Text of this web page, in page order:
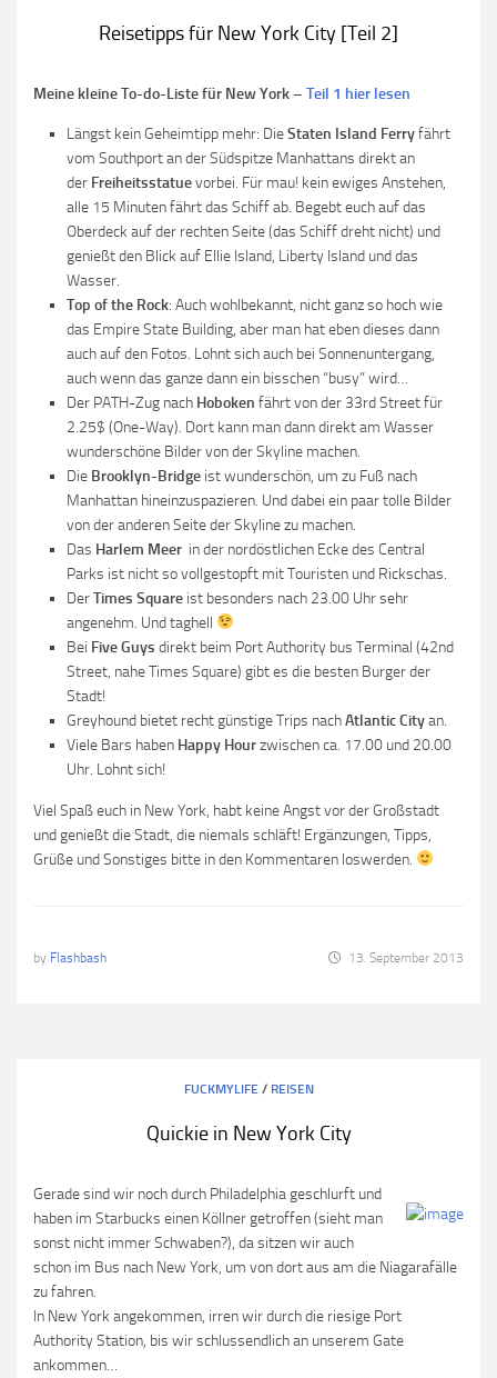
Reisetipps für New York City [Teil 2]
Meine kleine To-do-Liste für New York – Teil 1 hier lesen
Längst kein Geheimtipp mehr: DieStaten Island Ferryfährt
vom Southport an der Südspitze Manhattans direkt an
der Freiheitsstatuevorbei. Für mau! kein ewiges Anstehen,
alle 15 Minuten fährt das Schiff ab. Begebt euch auf das
Oberdeck auf der rechten Seite (das Schiff dreht nicht) und
genießt den Blick auf Ellie Island, Liberty Island und das
Wasser.
Top of the Rock: Auch wohlbekannt, nicht ganz so hoch wie
das Empire State Building, aber man hat eben dieses dann
auch auf den Fotos. Lohnt sich auch bei Sonnenuntergang,
auch wenn das ganze dann ein bisschen “busy” wird…
Der PATH-Zug nach Hoboken fährt von der 33rd Street für
2.25$ (One-Way). Dort kann man dann direkt am Wasser
wunderschöne Bilder von der Skyline machen.
Die Brooklyn-Bridge ist wunderschön, um zu Fuß nach
Manhattan hineinzuspazieren. Und dabei ein paar tolle Bilder
von der anderen Seite der Skyline zu machen.
Das Harlem Meer in der nordöstlichen Ecke des Central
Parks ist nicht so vollgestopft mit Touristen und Rickschas.
DerTimes Square ist besonders nach 23.00 Uhr sehr
angenehm. Und taghell
Bei Five Guys direkt beim Port Authority bus Terminal (42nd
Street, nahe Times Square) gibt es die besten Burger der
Stadt!
Greyhound bietet recht günstige Trips nachAtlantic Cityan.
Viele Bars haben Happy Hourzwischen ca. 17.00 und 20.00
Uhr. Lohnt sich!
Viel Spaß euch in New York, habt keine Angst vor der Großstadt
und genießt die Stadt, die niemals schläft! Ergänzungen, Tipps,
Grüße und Sonstiges bitte in den Kommentaren loswerden.
by Flashbash 13. September 2013
FUCKMYLIFE/ REISEN
Quickie in New York City
Gerade sind wir noch durch Philadelphia geschlurft und
haben im Starbucks einen Köllner getroffen (sieht man
sonst nicht immer Schwaben?), da sitzen wir auch
schon im Bus nach New York, um von dort aus am die Niagarafälle
zu fahren.
In New York angekommen, irren wir durch die riesige Port
Authority Station, bis wir schlussendlich an unserem Gate
ankommen…